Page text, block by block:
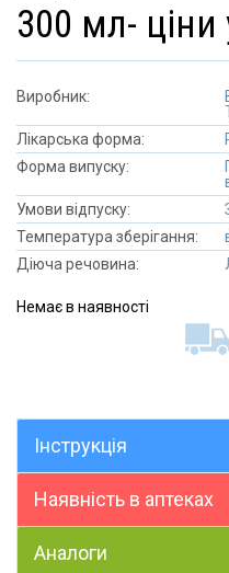
300 мл- ціни
Виробник:
Лікарська форма:
Форма випуску:
Умови відпуску:
Температура зберігання:
Діюча речовина:
Немає в наявності
Інструкція
Наявність в аптеках
Аналоги